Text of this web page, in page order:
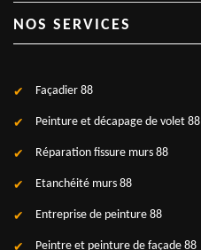
NOS SERVICES
Façadier 88
Peinture et décapage de volet 88
Réparation fissure murs 88
Etanchéité murs 88
Entreprise de peinture 88
Peintre et peinture de façade 88